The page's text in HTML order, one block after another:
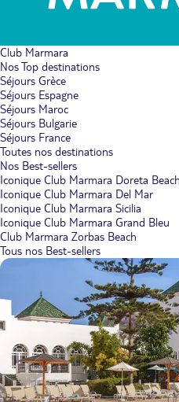
Club Marmara
Nos Top destinations
Séjours Grèce
Séjours Espagne
Séjours Maroc
Séjours Bulgarie
Séjours France
Toutes nos destinations
Nos Best-sellers
Iconique Club Marmara Doreta Beach
Iconique Club Marmara Del Mar
Iconique Club Marmara Sicilia
Iconique Club Marmara Grand Bleu
Club Marmara Zorbas Beach
Tous nos Best-sellers